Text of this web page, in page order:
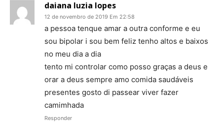
daiana luzia lopes
12 de novembro de 2019 Em 22:58
a pessoa tenque amar a outra conforme e eu
sou bipolar i sou bem feliz tenho altos e baixos
no meu dia a dia
tento mi controlar como posso graças a deus e
orar a deus sempre amo comida saudáveis
presentes gosto di passear viver fazer
camimhada
Responder